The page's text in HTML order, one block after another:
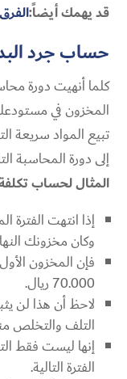
قد يهمك أيضاً:
حساب جرد
كلما أنهيت دورة
المخزون في
تبيع المواد سريعة
إلى دورة المحاسبة
المثال لحساب
وكان مخزونك النهائي في 31 ديسمبر
70.000 ريال.
لاحظ أن هذا لن
التلف والتخلص
إنها ليست فقط
الفترة التالية.